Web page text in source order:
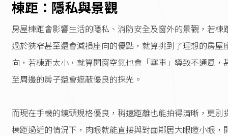
棟距：隱私與景觀
房屋棟距會影響生活的隱私、消防安全及窗外的景觀，若棟
過於狹窄甚至還會減損座向的優點，就算挑到了理想的房屋
向，若棟距太小，就算開窗空氣也會「塞車」導致不通風，
至周邊的房子還會遮蔽優良的採光。
而現在手機的鏡頭規格優良，稍遠距離也能拍得清晰，更別
棟距過近的情況下，肉眼就能直接與對面鄰居大眼瞪小眼，